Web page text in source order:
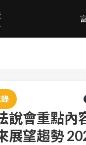
說會重點內
展望趨勢